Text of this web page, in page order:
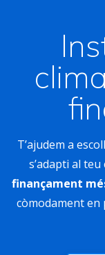
T’ajudem a
s’adapti al teu
finançament
còmodament en